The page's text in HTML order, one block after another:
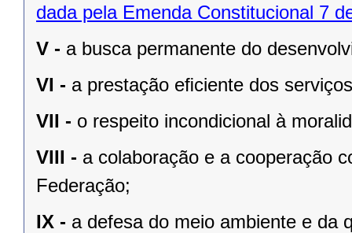
dada pela Emenda Constitucional 7
V - a busca permanente do
VI - a prestação eﬁciente dos
VII - o respeito incondicional à
VIII - a colaboração e a cooperação
Federação;
IX - a defesa do meio ambiente e da